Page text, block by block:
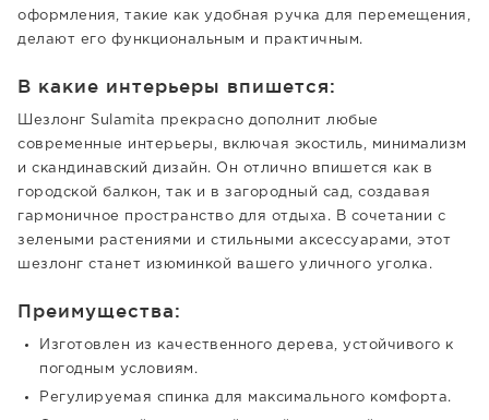
оформления, такие как удобная ручка для перемещения,
делают его функциональным и практичным.
В какие интерьеры впишется:
Шезлонг Sulamita прекрасно дополнит любые
современные интерьеры, включая экостиль, минимализм
и скандинавский дизайн. Он отлично впишется как в
городской балкон, так и в загородный сад, создавая
гармоничное пространство для отдыха. В сочетании с
зелеными растениями и стильными аксессуарами, этот
шезлонг станет изюминкой вашего уличного уголка.
Преимущества:
Изготовлен из качественного дерева, устойчивого к
погодным условиям.
Регулируемая спинка для максимального комфорта.